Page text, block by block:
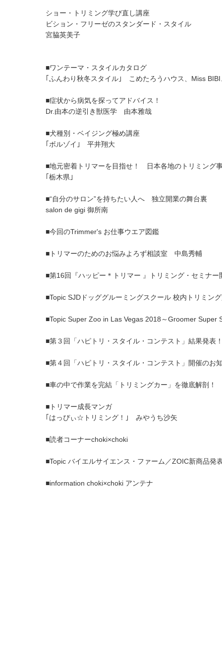
ショー・トリミング学び直し講座
ビション・フリーゼのスタンダード・スタイル
宮脇英美子
■ワンテーマ・スタイルカタログ
｢ふんわり秋冬スタイル｣ こめたろうハウス、Miss
■症状から病気を探ってアドバイス！
Dr.由本の逆引き獣医学 由本雅哉
■犬種別・ベイジング極め講座
｢ボルゾイ｣ 平井翔大
■地元密着トリマーを目指せ！ 日本各地のトリミング
｢栃木県｣
■“自分のサロン”を持ちたい人へ 独立開業の舞台裏
salon de gigi 御所南
■今回のTrimmer's お仕事ウエア図鑑
■トリマーのためのお悩みよろず相談室 中島秀輔
■第16回『ハッピー＊トリマー 』トリミング・セミナー
■Topic SJDドッググルーミングスクール 校内トリミン
■Topic Super Zoo in Las Vegas 2018～Groomer Super
■第３回「ハピトリ・スタイル・コンテスト」結果発表
■第４回「ハピトリ・スタイル・コンテスト」開催のお
■車の中で作業を完結「トリミングカー」を徹底解剖！
■トリマー成長マンガ
｢はっぴぃ☆トリミング！｣ みやうち沙矢
■読者コーナーchoki×choki
■Topic バイエルサイエンス・ファーム／ZOIC新商品発
■information choki×choki アンテナ